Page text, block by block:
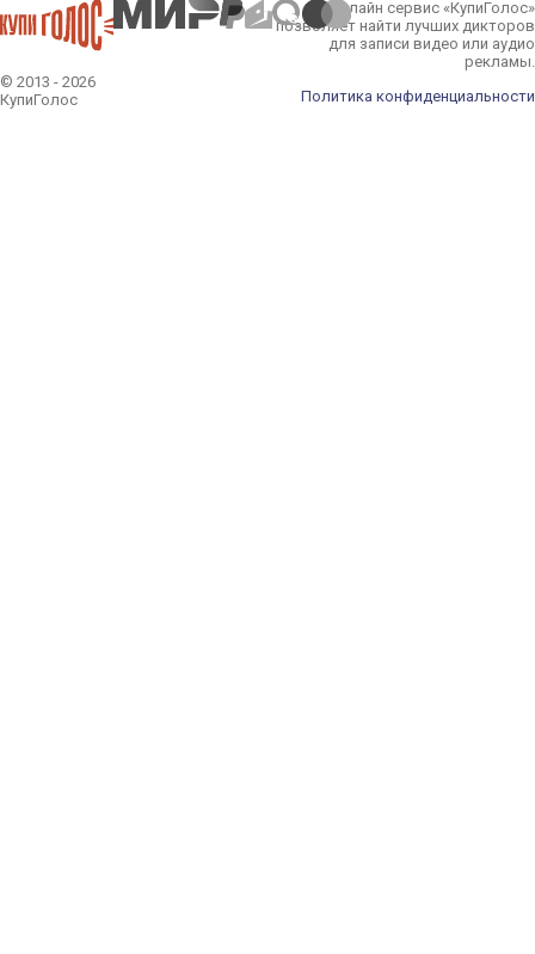
© 2013 - 2026
КупиГолос
Онлайн сервис «КупиГолос»
позволяет найти лучших дикторов
для записи видео или аудио
рекламы.
Политика конфиденциальности